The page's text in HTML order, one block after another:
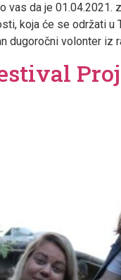
vas da je
koja će se održati
dugoročni volonter iz